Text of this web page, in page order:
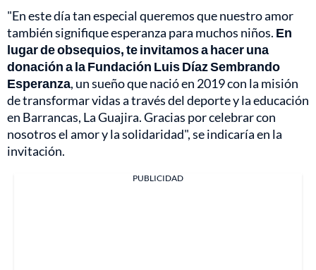
"En este día tan especial queremos que nuestro amor
también signifique esperanza para muchos niños. En
lugar de obsequios, te invitamos a hacer una
donación a la Fundación Luis Díaz Sembrando
Esperanza, un sueño que nació en 2019 con la misión
de transformar vidas a través del deporte y la educación
en Barrancas, La Guajira. Gracias por celebrar con
nosotros el amor y la solidaridad", se indicaría en la
invitación.
PUBLICIDAD